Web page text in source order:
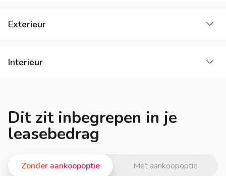
Exterieur
Interieur
Dit zit inbegrepen in je
leasebedrag
Met aankoopoptie
Zonder aankoopoptie